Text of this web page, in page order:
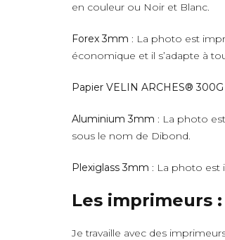
en couleur ou Noir et Blanc.
Forex 3mm : La photo est
économique et il s’adapte à
Papier VELIN ARCHES® 300G
Aluminium 3mm : La photo
sous le nom de Dibond.
Plexiglass 3mm : La photo est
Les imprimeurs :
Je travaille avec des